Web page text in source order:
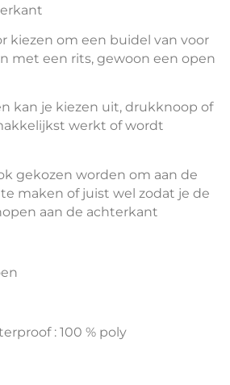
kiezen om een buidel van voor
met een rits, gewoon een open
kan je kiezen uit, drukknoop of
werkt of wordt
gekozen worden om aan de
maken of juist wel zodat je de
aan de achterkant
: 100 % poly